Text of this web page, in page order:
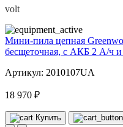
volt
Мини-пила цепная
бесщеточная, с АКБ 2 А/ч
Артикул: 2010107UA
18 970 ₽
Купить